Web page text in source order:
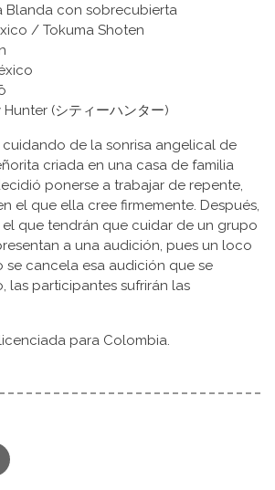
Blanda con sobrecubierta
/ Tokuma Shoten
(シティーハンター)
cuidando de la sonrisa angelical de
criada en una casa de familia
ponerse a trabajar de repente,
el que ella cree firmemente. Después,
que tendrán que cuidar de un grupo
a una audición, pues un loco
se cancela esa audición que se
las participantes sufrirán las
para Colombia.